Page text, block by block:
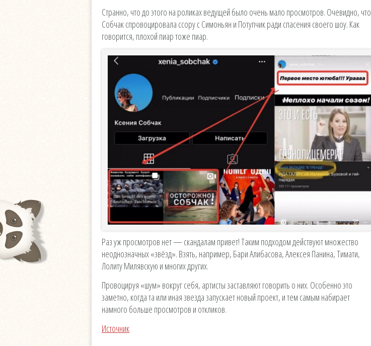
Странно, что до этого на роликах ведущей было очень мало просмотров. Очевидно, что
Собчак спровоцировала ссору с Симоньян и Потупчик ради спасения своего шоу. Как
говорится, плохой пиар тоже пиар.
Раз уж просмотров нет — скандалам привет! Таким подходом действуют множество
неоднозначных «звёзд». Взять, например, Бари Алибасова, Алексея Панина, Тимати,
Лолиту Милявскую и многих других.
Провоцируя «шум» вокруг себя, артисты заставляют говорить о них. Особенно это
заметно, когда та или иная звезда запускает новый проект, и тем самым набирает
намного больше просмотров и откликов.
Источник